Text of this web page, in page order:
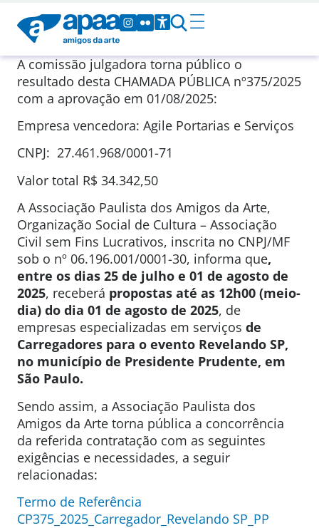
A comissão julgadora torna público o
resultado desta CHAMADA PÚBLICA nº375/2025
com a aprovação em 01/08/2025:
Empresa vencedora: Agile Portarias e Serviços
CNPJ: 27.461.968/0001-71
Valor total R$ 34.342,50
A Associação Paulista dos Amigos da Arte,
Organização Social de Cultura – Associação
Civil sem Fins Lucrativos, inscrita no CNPJ/MF
sob o nº 06.196.001/0001-30, informa que,
entre os dias 25 de julho e 01 de agosto de
2025, receberá propostas até as 12h00 (meio-
dia) do dia 01 de agosto de 2025, de
empresas especializadas em serviços de
Carregadores para o evento Revelando SP,
no município de Presidente Prudente, em
São Paulo.
Sendo assim, a Associação Paulista dos
Amigos da Arte torna pública a concorrência
da referida contratação com as seguintes
exigências e necessidades, a seguir
relacionadas:
Termo de Referência
CP375_2025_Carregador_Revelando SP_PP